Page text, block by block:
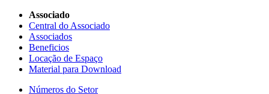
Associado
Central do Associado
Associados
Beneficios
Locação de Espaço
Material para Download
Números do Setor